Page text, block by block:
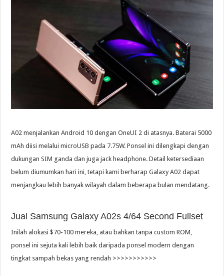
A02 menjalankan Android 10 dengan OneUI 2 di atasnya. Baterai 5000
mAh diisi melalui microUSB pada 7.75W. Ponsel ini dilengkapi dengan
dukungan SIM ganda dan juga jack headphone. Detail ketersediaan
belum diumumkan hari ini, tetapi kami berharap Galaxy A02 dapat
menjangkau lebih banyak wilayah dalam beberapa bulan mendatang.
Jual Samsung Galaxy A02s 4/64 Second Fullset
Inilah alokasi $70-100 mereka, atau bahkan tanpa custom ROM,
ponsel ini sejuta kali lebih baik daripada ponsel modern dengan
tingkat sampah bekas yang rendah >>>>>>>>>>>